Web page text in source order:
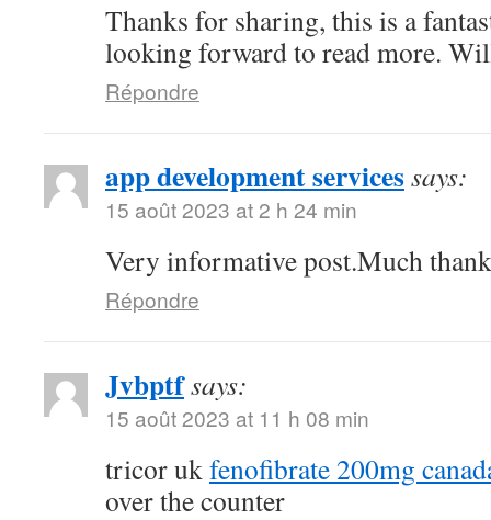
Thanks for sharing, this is a
looking forward to read more.
Répondre
app development servicessays:
15 août 2023 at 2 h 24 min
Very informative post.Much
Répondre
Jvbptfsays:
15 août 2023 at 11 h 08 min
tricor ukfenofibrate 200mg
over the counter